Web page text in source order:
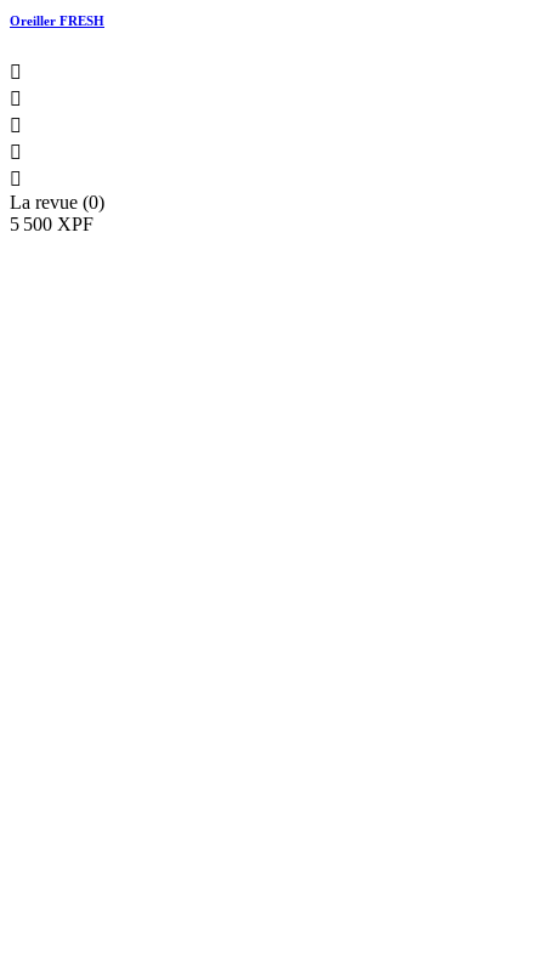
Oreiller FRESH





La revue (0)
5 500 XPF